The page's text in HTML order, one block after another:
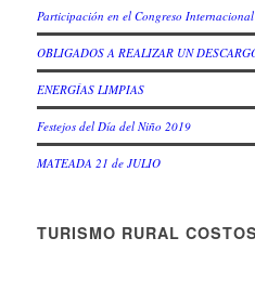
Participación en el Congreso
OBLIGADOS A REALIZAR UN
ENERGÍAS LIMPIAS
Festejos del Día del Niño 2019
MATEADA 21 de JULIO
TURISMO RURAL